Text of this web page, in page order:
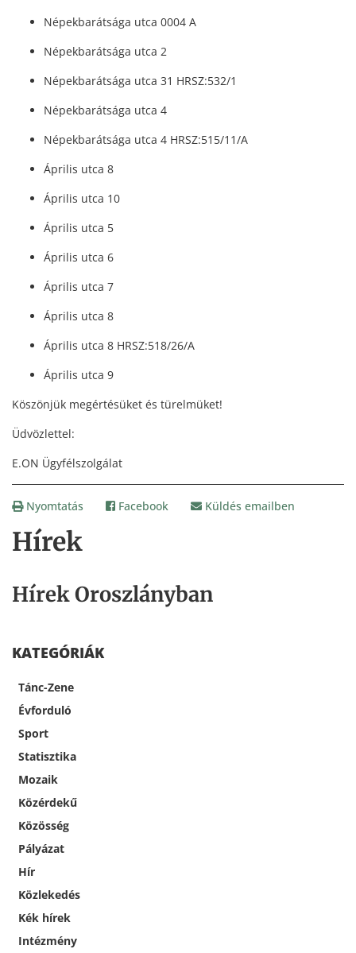
Hírek
Hírek Oroszlányban
KATEGÓRIÁK
Tánc-Zene
Évforduló
Sport
Statisztika
Mozaik
Közérdekű
Közösség
Pályázat
Hír
Közlekedés
Kék hírek
Intézmény
Népekbarátsága utca 0004 A
Népekbarátsága utca 2
Népekbarátsága utca 31 HRSZ:532/1
Népekbarátsága utca 4
Népekbarátsága utca 4 HRSZ:515/11/A
Április utca 8
Április utca 10
Április utca 5
Április utca 6
Április utca 7
Április utca 8
Április utca 8 HRSZ:518/26/A
Április utca 9
Köszönjük megértésüket és türelmüket!
Üdvözlettel:
E.ON Ügyfélszolgálat
Nyomtatás Facebook Küldés emailben